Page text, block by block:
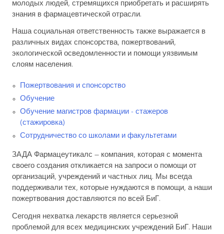
молодых людей, стремящихся приобретать и расширять
знания в фармацевтической отрасли.
Наша социальная ответственность также выражается в
различных видах спонсорства, пожертвований,
экологической осведомленности и помощи уязвимым
слоям населения.
Пожертвования и спонсорство
Обучение
Обучение магистров фармации - стажеров
(стажировка)
Сотрудничество со школами и факультетами
ЗАДА Фармацеутикалс — компания, которая с момента
своего создания откликается на запроси о помощи от
организаций, учреждений и частных лиц. Мы всегда
поддерживали тех, которые нуждаются в помощи, а наши
пожертвования доставляются по всей БиГ.
Сегодня нехватка лекарств является серьезной
проблемой для всех медицинских учреждений БиГ. Наши